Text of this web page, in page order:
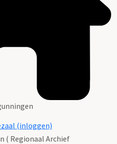
(inloggen)
( Regionaal Archief